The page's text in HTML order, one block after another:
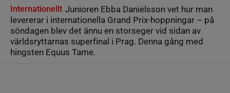
Internationellt Junioren Ebba Danielsson vet hur man
levererar i internationella Grand Prix-hoppningar – på
söndagen blev det ännu en storseger vid sidan av
världsryttarnas superfinal i Prag. Denna gång med
hingsten Equus Tame.